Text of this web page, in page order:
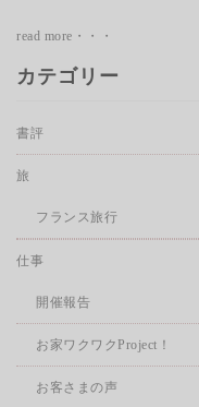
read more・・・
カテゴリー
書評
旅
フランス旅行
仕事
開催報告
お家ワクワクProject！
お客さまの声